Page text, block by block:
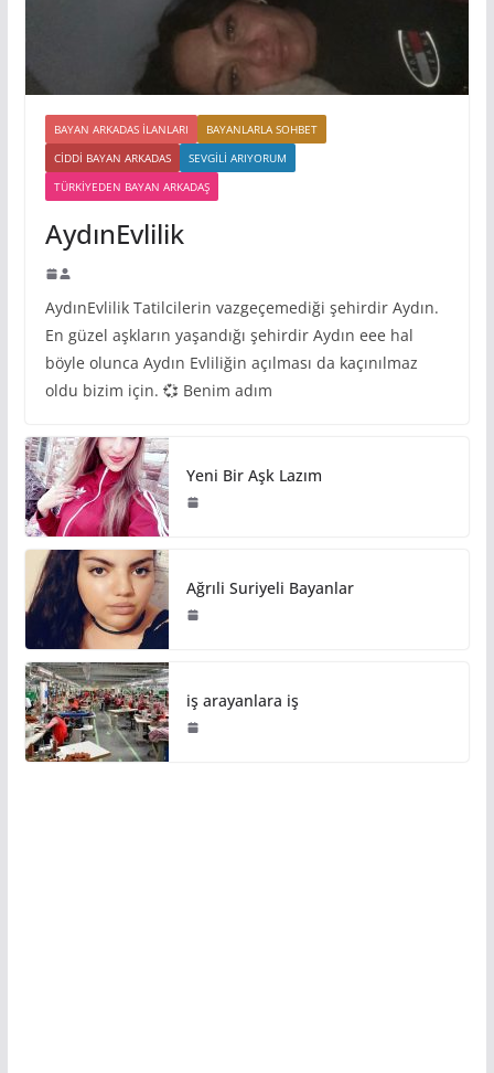
BAYAN ARKADAS ILANLARI
BAYANLARLA SOHBET
CIDDI BAYAN ARKADAS
SEVGILI ARIYORUM
TÜRKIYEDEN BAYAN ARKADAŞ
AydınEvlilik
AydınEvlilik Tatilcilerin vazgeçemediği şehirdir Aydın.
En güzel aşkların yaşandığı şehirdir Aydın eee hal
böyle olunca Aydın Evliliğin açılması da kaçınılmaz
oldu bizim için. 💞 Benim adım
Yeni Bir Aşk Lazım
Ağrıli Suriyeli Bayanlar
iş arayanlara iş